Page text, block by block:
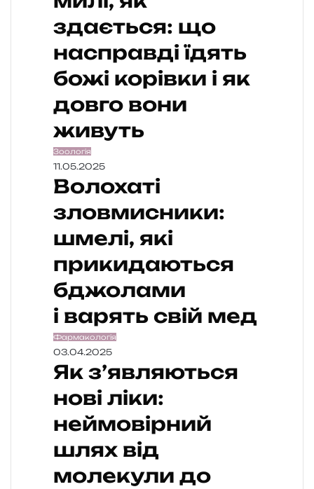
здається: що
насправді їдять
божі корівки і як
довго вони
живуть
Зоологія
11.05.2025
Волохаті
зловмисники:
шмелі, які
прикидаються
бджолами
і варять свій мед
Фармакологія
03.04.2025
Як з’являються
нові ліки:
неймовірний
шлях від
молекули до